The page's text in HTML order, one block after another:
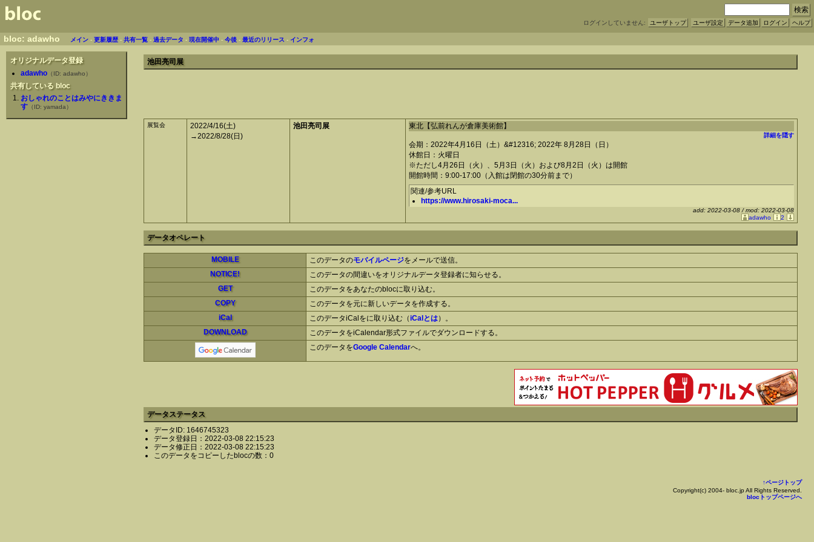
ログインしていません: ユーザトップ ユーザ設定 データ追加 ログイン ヘルプ
bloc: adawho メイン -更新履歴 -共有一覧 -過去データ -現在開催中 -今後 -最近のリリース - インフォ
オリジナルデータ登録
adawho（ID: adawho）
共有している bloc
おしゃれのことはみやにききま
す（ID: yamada）
池田亮司展
展覧会
2022/4/16(土)
→2022/8/28(日)
池田亮司展 東北【弘前れんが倉庫美術館】
詳細を隠す
会期：2022年4月16日（土）&#12316; 2022年 8月28日（日）
休館日：火曜日
※ただし4月26日（火）、5月3日（火）および8月2日（火）は開館
開館時間：9:00-17:00（入館は閉館の30分前まで）
関連/参考URL
https://www.hirosaki-moca...
add: 2022-03-08 / mod: 2022-03-08
adawho
2
データオペレート
MOBILE このデータのモバイルページをメールで送信。
NOTICE!
このデータの間違いをオリジナルデータ登録者に知らせる。
GET
このデータをあなたのblocに取り込む。
COPY
このデータを元に新しいデータを作成する。
iCal
このデータiCalをに取り込む（iCalとは）。
DOWNLOAD
このデータをiCalendar形式ファイルでダウンロードする。
このデータをGoogle Calendarへ。
データステータス
データID: 1646745323
データ登録日：2022-03-08 22:15:23
データ修正日：2022-03-08 22:15:23
このデータをコピーしたblocの数：0
↑ページトップ
Copyright(c) 2004- bloc.jp All Rights Reserved.
blocトップページへ